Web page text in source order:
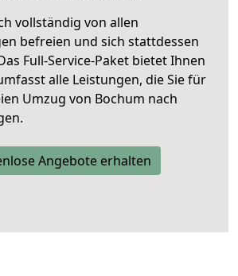
vollständig von allen
befreien und sich stattdessen
Full-Service-Paket bietet Ihnen
alle Leistungen, die Sie für
Umzug von Bochum nach
Angebote erhalten